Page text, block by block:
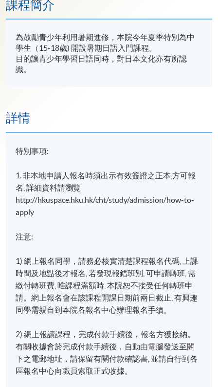
課程簡介
為鼓勵青少年利用暑期進修，本院今年夏季特別為中
學生（15-18歲) 開設暑期日語入門課程。
目的讓青少年學習日語同時，對日本文化亦有所認
識。
詳情
特別事項:
1. 非本地申請人報名時須出示有效簽證之正本,方可報
名, 詳細資料請瀏覽
http://hkuspace.hku.hk/cht/study/admission/how-to-
apply
注意:
1) 網上報名同學，請務必核實清楚課程報名代碼, 上課
時間及地點後才報名, 若發現報錯班別, 可申請轉班, 需
繳付轉班費, 唯課程滿額時, 本院恕不接受任何轉班申
請。網上報名會在該課程開課日期前兩日截止, 有興趣
同學需親自到本院各報名中心辦理報名手續。
2) 網上報讀課程，完成付款手續後，報名方獲接納。
有關收據會於完成付款手續後，自動由電腦發送至閣
下之電郵地址，請保留有關付款確認書, 並請自行到各
區報名中心向職員索取正式收據。